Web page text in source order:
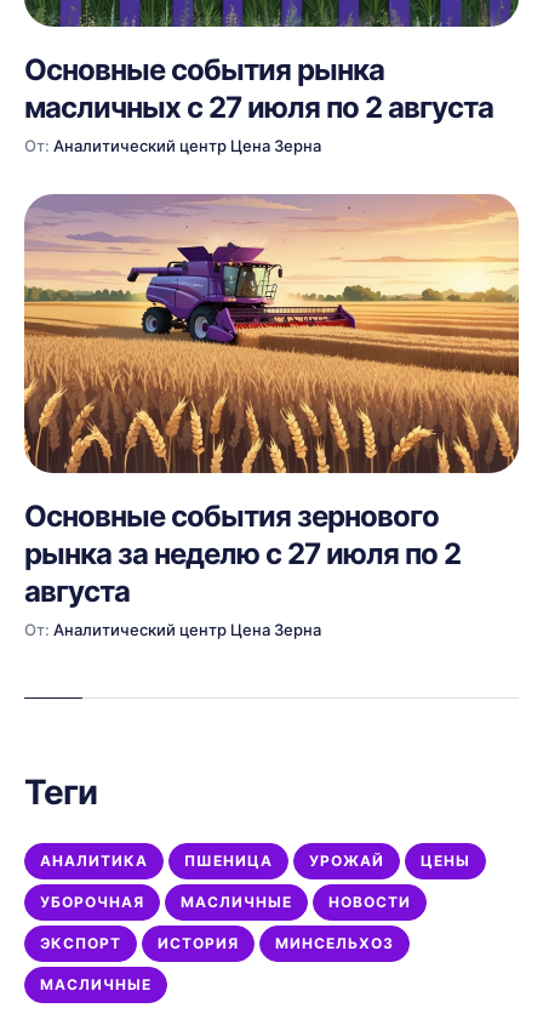
Основные события рынка
масличных с 27 июля по 2 августа
От: Аналитический центр Цена Зерна
Основные события зернового
рынка за неделю с 27 июля по 2
августа
От: Аналитический центр Цена Зерна
Теги
АНАЛИТИКА ПШЕНИЦА УРОЖАЙ ЦЕНЫ
УБОРОЧНАЯ МАСЛИЧНЫЕ НОВОСТИ
ЭКСПОРТ ИСТОРИЯ МИНСЕЛЬХОЗ
МАСЛИЧНЫЕ